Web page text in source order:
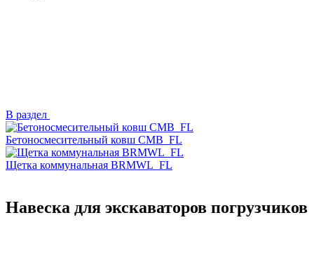
В раздел
Бетоносмесительный ковш CMB_FL
Щетка коммунальная BRMWL_FL
Навеска для экскаваторов погрузчиков